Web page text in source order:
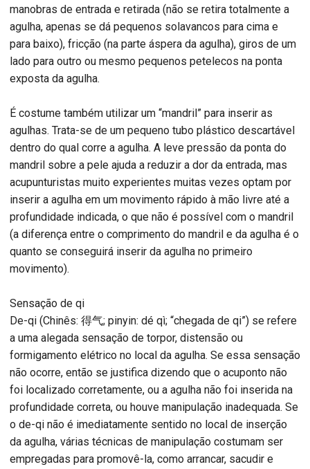
manobras de entrada e retirada (não se retira totalmente a
agulha, apenas se dá pequenos solavancos para cima e
para baixo), fricção (na parte áspera da agulha), giros de um
lado para outro ou mesmo pequenos petelecos na ponta
exposta da agulha.
É costume também utilizar um “mandril” para inserir as
agulhas. Trata-se de um pequeno tubo plástico descartável
dentro do qual corre a agulha. A leve pressão da ponta do
mandril sobre a pele ajuda a reduzir a dor da entrada, mas
acupunturistas muito experientes muitas vezes optam por
inserir a agulha em um movimento rápido à mão livre até a
profundidade indicada, o que não é possível com o mandril
(a diferença entre o comprimento do mandril e da agulha é o
quanto se conseguirá inserir da agulha no primeiro
movimento).
Sensação de qi
De-qi (Chinês: 得气; pinyin: dé qì; “chegada de qi”) se refere
a uma alegada sensação de torpor, distensão ou
formigamento elétrico no local da agulha. Se essa sensação
não ocorre, então se justifica dizendo que o acuponto não
foi localizado corretamente, ou a agulha não foi inserida na
profundidade correta, ou houve manipulação inadequada. Se
o de-qi não é imediatamente sentido no local de inserção
da agulha, várias técnicas de manipulação costumam ser
empregadas para promovê-la, como arrancar, sacudir e